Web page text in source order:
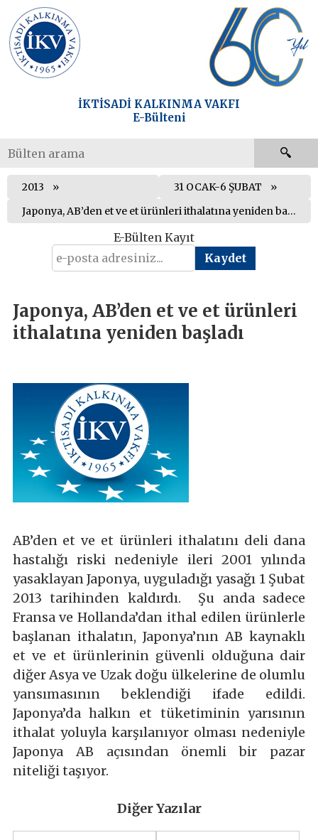
İKTİSADİ KALKINMA VAKFI
E-Bülteni
2013
31 OCAK-6 ŞUBAT
Japonya, AB’den et ve et ürünleri ithalatına yeniden başladı
E-Bülten Kayıt
Japonya, AB’den et ve et ürünleri
ithalatına yeniden başladı
AB’den et ve et ürünleri ithalatını deli dana
hastalığı riski nedeniyle ileri 2001 yılında
yasaklayan Japonya, uyguladığı yasağı 1 Şubat
2013 tarihinden kaldırdı. Şu anda sadece
Fransa ve Hollanda’dan ithal edilen ürünlerle
başlanan ithalatın, Japonya’nın AB kaynaklı
et ve et ürünlerinin güvenli olduğuna dair
diğer Asya ve Uzak doğu ülkelerine de olumlu
yansımasının beklendiği ifade edildi.
Japonya’da halkın et tüketiminin yarısının
ithalat yoluyla karşılanıyor olması nedeniyle
Japonya AB açısından önemli bir pazar
niteliği taşıyor.
Diğer Yazılar